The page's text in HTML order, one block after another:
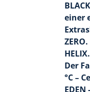
einer
Der
°C –